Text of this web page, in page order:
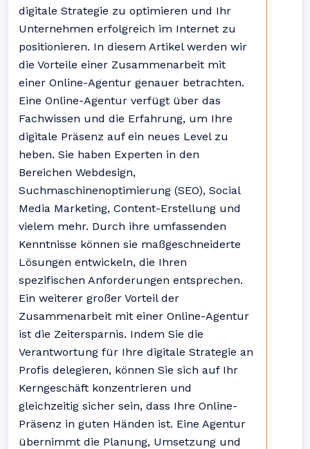
digitale Strategie zu optimieren und Ihr
Unternehmen erfolgreich im Internet zu
positionieren. In diesem Artikel werden wir
die Vorteile einer Zusammenarbeit mit
einer Online-Agentur genauer betrachten.
Eine Online-Agentur verfügt über das
Fachwissen und die Erfahrung, um Ihre
digitale Präsenz auf ein neues Level zu
heben. Sie haben Experten in den
Bereichen Webdesign,
Suchmaschinenoptimierung (SEO), Social
Media Marketing, Content-Erstellung und
vielem mehr. Durch ihre umfassenden
Kenntnisse können sie maßgeschneiderte
Lösungen entwickeln, die Ihren
spezifischen Anforderungen entsprechen.
Ein weiterer großer Vorteil der
Zusammenarbeit mit einer Online-Agentur
ist die Zeitersparnis. Indem Sie die
Verantwortung für Ihre digitale Strategie an
Profis delegieren, können Sie sich auf Ihr
Kerngeschäft konzentrieren und
gleichzeitig sicher sein, dass Ihre Online-
Präsenz in guten Händen ist. Eine Agentur
übernimmt die Planung, Umsetzung und